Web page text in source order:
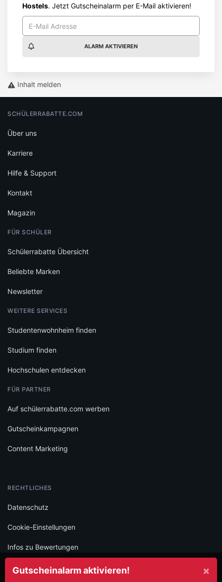
Hostels. Jetzt Gutscheinalarm per E-Mail aktivieren!
ALARM AKTIVIEREN
×
Gutscheinalarm aktivieren!
Inhalt melden
SCHÜLERRABATTE.COM
Über uns
Karriere
Hilfe & Support
Kontakt
Magazin
FÜR SCHÜLER
Schülerrabatte Übersicht
Beliebte Marken
Newsletter
WEITERE SERVICES
Studentenwohnheim finden
Studium finden
Hochschulen entdecken
FÜR PARTNER
Auf schülerrabatte.com werben
Gutscheinkampagnen
Content Marketing
RECHTLICHES
Datenschutz
Cookie-Einstellungen
Infos zu Bewertungen
AGB